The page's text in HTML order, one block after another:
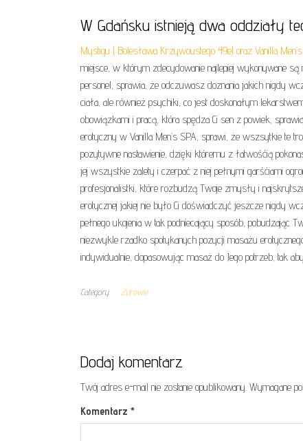
W Gdańsku istnieją dwa oddziały
Mystiqu ( Bolesława Krzywoustego 49e) oraz Vanilla
miejsce, w którym zdecydowanie najlepiej wykonywane
personel, sprawia, że odczuwasz doznania jakich nigdy
ciała, ale również psychiki, co jest doskonałym
obowiązkami i pracą, która spędza Ci sen z powiek,
erotyczny w Vanilla Men’s SPA, sprawi, że wszsytkie te
pozytywne nastawienie, dzięki któremu z łatwośćią
jej wszystkie zalety i czerpać z niej pełnymi garśćiami
profesjonalistki, które rozbudzą Twoje zmysły i
erotycznej jakiej nie było Ci doświadczyć jeszcze nigdy
pełnego ukojenia w tak podniecający sposób, pobudzając
niezwykle rzadko spotykanych pozycji masażu
indywidualnie, dopasowując masaż do Jego potrzeb, tak
Category Zdrowie
Dodaj komentarz
Twój adres e-mail nie zostanie opublikowany. Wymagane
Komentarz *